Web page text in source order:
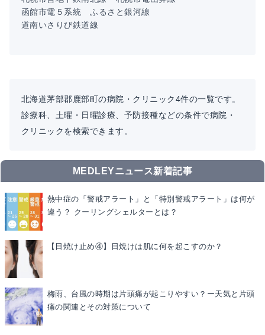
函館市電５系統
ふるさと銀河線
道南いさりび鉄道線
北海道茅部郡鹿部町の病院・クリニック4件の一覧です。
診療科、土曜・日曜診療、予防接種などの条件で病院・
クリニックを検索できます。
MEDLEYニュース新着記事
熱中症の「警戒アラート」と「特別警戒アラート」は何が
違う？ クーリングシェルターとは？
【日焼け止め④】日焼けは肌に何を起こすのか？
梅雨、台風の時期は片頭痛が起こりやすい？ー天気と片頭
痛の関連とその対策について